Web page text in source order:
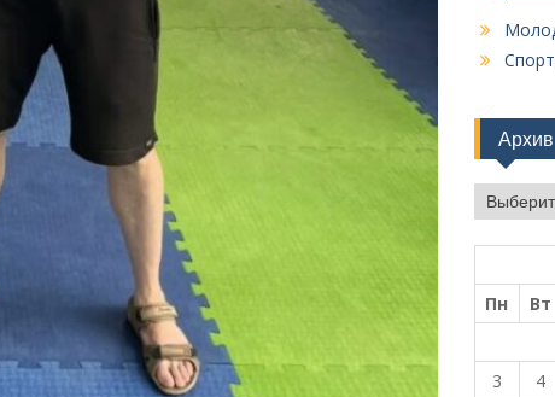
Спорт
Архив
Архив
Пн
Вт
3
4